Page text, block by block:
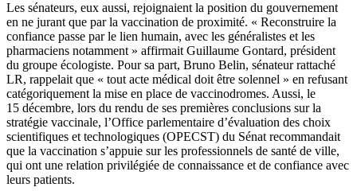
Les sénateurs, eux aussi, rejoignaient la position du gouvernement
en ne jurant que par la vaccination de proximité. « Reconstruire la
confiance passe par le lien humain, avec les généralistes et les
pharmaciens notamment » affirmait Guillaume Gontard, président
du groupe écologiste. Pour sa part, Bruno Belin, sénateur rattaché
LR, rappelait que « tout acte médical doit être solennel » en refusant
catégoriquement la mise en place de vaccinodromes. Aussi, le
15 décembre, lors du rendu de ses premières conclusions sur la
stratégie vaccinale, l’Office parlementaire d’évaluation des choix
scientifiques et technologiques (OPECST) du Sénat recommandait
que la vaccination s’appuie sur les professionnels de santé de ville,
qui ont une relation privilégiée de connaissance et de confiance avec
leurs patients.